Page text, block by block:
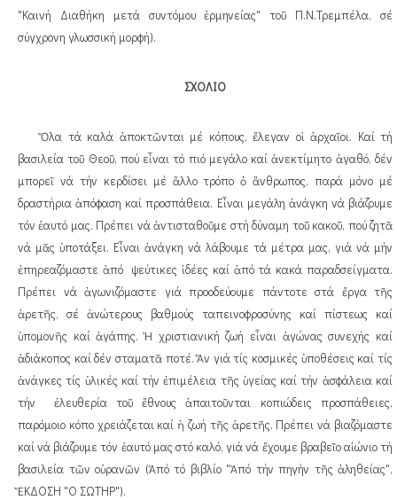
"Καινή Διαθήκη μετά συντόμου ἑρμηνείας" τοῦ Π.Ν.Τρεμπέλα, σέ
σύγχρονη γλωσσική μορφή).
ΣΧΟΛΙΟ
Ὅλα τά καλά ἀποκτῶνται μέ κόπους, ἔλεγαν οἱ ἀρχαῖοι. Καί τή
βασιλεία τοῦ Θεοῦ, πού εἶναι τό πιό μεγάλο καί ἀνεκτίμητο ἀγαθό, δέν
μπορεῖ νά τήν κερδίσει μέ ἄλλο τρόπο ὁ ἄνθρωπος, παρά μόνο μέ
δραστήρια ἀπόφαση καί προσπάθεια. Εἶναι μεγάλη ἀνάγκη νά βιάζουμε
τόν ἑαυτό μας. Πρέπει νά ἀντισταθοῦμε στή δύναμη τοῦ κακοῦ, πού ζητᾶ
νά μᾶς ὑποτάξει. Εἶναι ἀνάγκη νά λάβουμε τά μέτρα μας, γιά νά μήν
ἐπηρεαζόμαστε ἀπό ψεύτικες ἰδέες καί ἀπό τά κακά παραδσείγματα.
Πρέπει νά ἀγωνιζόμαστε γιά προοδεύουμε πάντοτε στά ἔργα τῆς
ἀρετῆς, σέ ἀνώτερους βαθμούς ταπεινοφροσύνης καί πίστεως καί
ὑπομονῆς καί ἀγάπης. Ἡ χριστιανική ζωή εἶναι ἀγώνας συνεχής καί
ἀδιάκοπος καί δέν σταματᾶ ποτέ. Ἄν γιά τίς κοσμικές ὑποθέσεις καί τίς
ἀνάγκες τίς ὑλικές καί τήν ἐπιμέλεια τῆς ὑγείας καί τήν ἀσφάλεια καί
τήν ἐλευθερία τοῦ ἔθνους ἀπαιτοῦνται κοπιώδεις προσπάθειες,
παρόμοιο κόπο χρειάζεται καί ἡ ζωή τῆς ἀρετῆς. Πρέπει νά βιαζόμαστε
καί νά βιάζουμε τόν ἑαυτό μας στό καλό, γιά νά ἔχουμε βραβεῖο αἰώνιο τή
βασιλεία τῶν οὐρανῶν (Ἀπό τό βιβλίο "Ἀπό τήν πηγήν τῆς ἀληθείας",
ἜΚΔΟΣΗ "Ο ΣΩΤΗΡ").